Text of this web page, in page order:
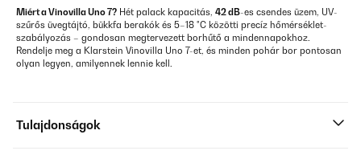
Miért a Vinovilla Uno 7? Hét palack kapacitás, 42 dB-es csendes üzem, UV-
szűrős üvegtájtó, bükkfa berakók és 5–18 °C közötti precíz hőmérséklet-
szabályozás – gondosan megtervezett borhűtő a mindennapokhoz.
Rendelje meg a Klarstein Vinovilla Uno 7-et, és minden pohár bor pontosan
olyan legyen, amilyennek lennie kell.
Tulajdonságok